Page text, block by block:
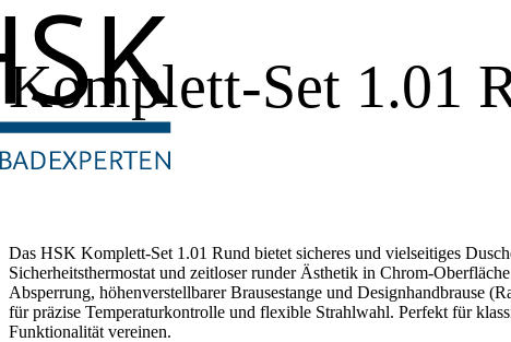
Komplett-Set 1.01
Das HSK Komplett-Set 1.01 Rund bietet sicheres und vielseitiges
Sicherheitsthermostat und zeitloser runder Ästhetik in Chrom-
Absperrung, höhenverstellbarer Brausestange und Designhandbrause
für präzise Temperaturkontrolle und flexible Strahlwahl. Perfekt für
Funktionalität vereinen.